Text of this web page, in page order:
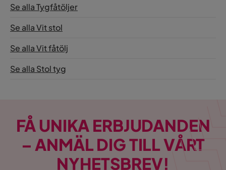
Se alla Tygfåtöljer
Se alla Vit stol
Se alla Vit fåtölj
Se alla Stol tyg
FÅ UNIKA ERBJUDANDEN
– ANMÄL DIG TILL VÅRT
NYHETSBREV!